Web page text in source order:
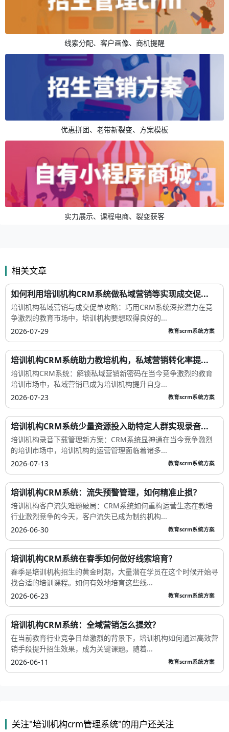
线索分配、客户画像、商机提醒
优惠拼团、老带新裂变、方案模板
实力展示、课程电商、裂变获客
相关文章
如何利用培训机构CRM系统做私域营销等实现成交促...
培训机构私域营销与成交促单攻略：巧用CRM系统深挖潜力在竞
争激烈的教育市场中，培训机构要想取得良好的...
2026-07-29
教育scrm系统方案
培训机构CRM系统助力教培机构，私域营销转化率提...
培训机构CRM系统：解锁私域营销新密码在当今竞争激烈的教育
培训市场中，私域营销已成为培训机构提升自身...
2026-07-23
教育scrm系统方案
培训机构CRM系统少量资源投入助特定人群实现录音...
培训机构录音下载管理新方案：CRM系统显神通在当今竞争激烈
的培训市场中，培训机构的运营管理面临着诸多...
2026-07-13
教育scrm系统方案
培训机构CRM系统：流失预警管理，如何精准止损？
培训机构客户流失难题破局：CRM系统如何重构运营生态在教培
行业激烈竞争的今天，客户流失已成为制约机构...
2026-06-30
教育scrm系统方案
培训机构CRM系统在春季如何做好线索培育？
春季是培训机构招生的黄金时期，大量潜在学员在这个时候开始寻
找合适的培训课程。如何有效地培育这些线...
2026-06-23
教育scrm系统方案
培训机构CRM系统：全域营销怎么提效？
在当前教育行业竞争日益激烈的背景下，培训机构如何通过高效营
销手段提升招生效果，成为关键课题。随着...
2026-06-11
教育scrm系统方案
关注"培训机构crm管理系统"的用户还关注